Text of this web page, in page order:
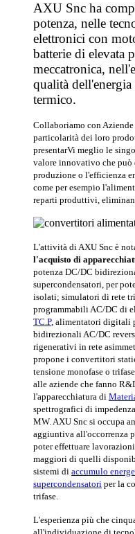
AXU Snc ha
potenza, nelle
elettronici con
batterie di elevata
meccatronica,
qualità
termico.
Collaboriamo con
particolarità dei loro
presentarVi meglio le
valore innovativo che può
produzione o l'efficienza
come per esempio
reparti produttivi,
L'attività di AXU Snc è
l'acquisto di
potenza DC/DC
supercondensatori, per
isolati; simulatori di rete
programmabili AC/DC di
TC.P, alimentatori digitali
bidirezionali AC/DC
rigenerativi in rete
propone i convertitori
tensione monofase o
alle aziende che fanno
l'apparecchiatura di
spettrografici di
MW. AXU Snc si occupa
aggiuntiva all'occorrenza
poter effettuare
maggiori di quelli
sistemi di accumulo
supercondensatori per la
trifase.
L'esperienza più che